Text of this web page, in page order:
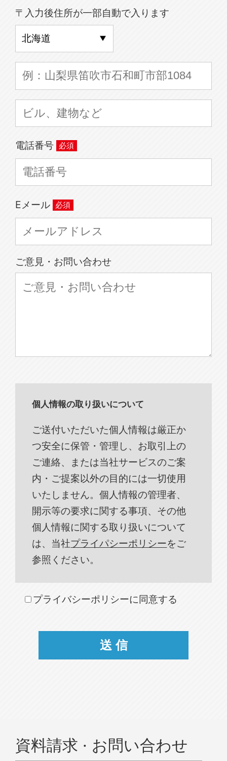
〒入力後住所が一部自動で入ります
電話番号
Eメール
ご意見・お問い合わせ
個人情報の取り扱いについて
ご送付いただいた個人情報は厳正か
つ安全に保管・管理し、お取引上の
ご連絡、または当社サービスのご案
内・ご提案以外の目的には一切使用
いたしません。個人情報の管理者、
開示等の要求に関する事項、その他
個人情報に関する取り扱いについて
は、当社プライパシーポリシーをご
参照ください。
プライバシーポリシーに同意する
資料請求 · お問い合わせ